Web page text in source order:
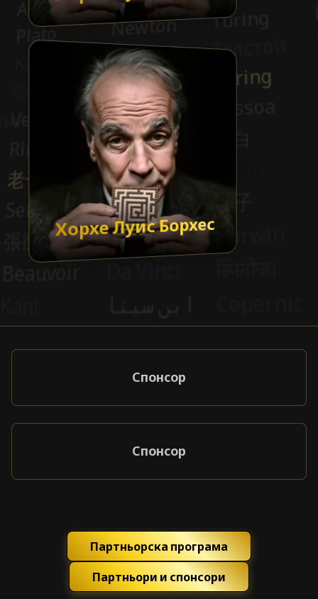
Хорхе Луис Борхес
Спонсор
Спонсор
Партньорска програма
Партньори и спонсори